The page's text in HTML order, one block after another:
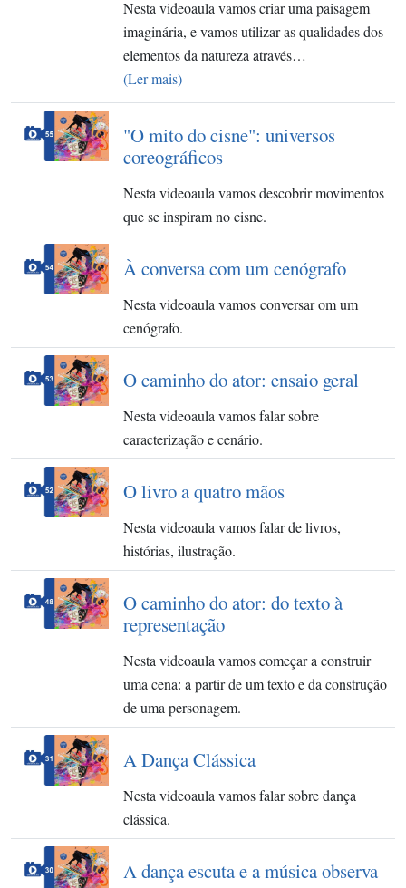
Nesta videoaula vamos criar uma paisagem
imaginária, e vamos utilizar as qualidades dos
elementos da natureza através…
(Ler mais)
"O mito do cisne": universos
coreográficos
Nesta videoaula vamos descobrir movimentos
que se inspiram no cisne.
À conversa com um cenógrafo
Nesta videoaula vamos conversar om um
cenógrafo.
O caminho do ator: ensaio geral
Nesta videoaula vamos falar sobre
caracterização e cenário.
O livro a quatro mãos
Nesta videoaula vamos falar de livros,
histórias, ilustração.
O caminho do ator: do texto à
representação
Nesta videoaula vamos começar a construir
uma cena: a partir de um texto e da construção
de uma personagem.
A Dança Clássica
Nesta videoaula vamos falar sobre dança
clássica.
A dança escuta e a música observa